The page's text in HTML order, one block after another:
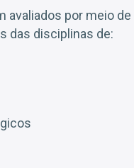
avaliados por meio de
das disciplinas de: